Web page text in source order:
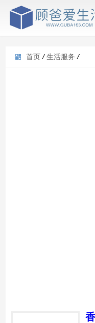
首页 / 生活服务 /